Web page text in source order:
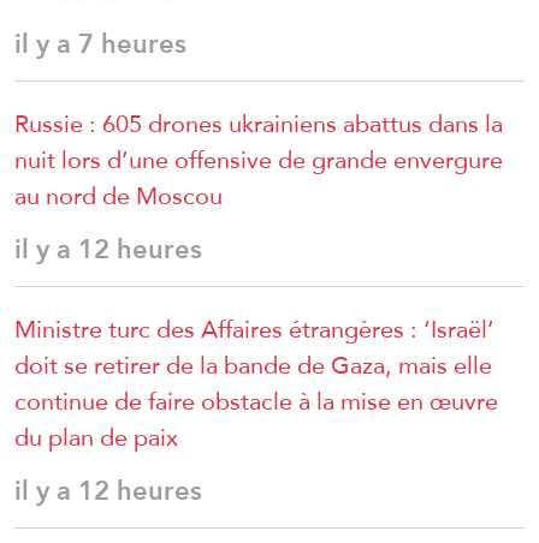
il y a 7 heures
Russie : 605 drones ukrainiens abattus dans la
nuit lors d’une offensive de grande envergure
au nord de Moscou
il y a 12 heures
Ministre turc des Affaires étrangères : ‘Israël’
doit se retirer de la bande de Gaza, mais elle
continue de faire obstacle à la mise en œuvre
du plan de paix
il y a 12 heures